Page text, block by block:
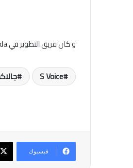
و كان فريق التطوير في xda قد نجح في استيراد التطبيق الى أي هاتف يعمل بنظام الاندرويد 4.0 وأعلى
S Voice
فيسبوك